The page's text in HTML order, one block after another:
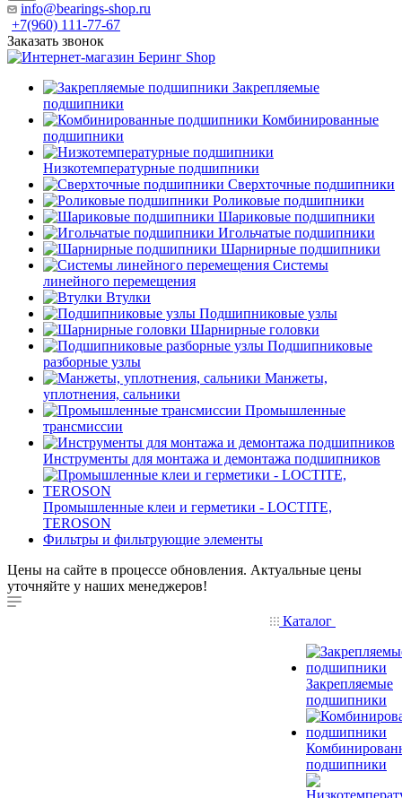
info@bearings-shop.ru
+7(960) 111-77-67
Заказать звонок
Закрепляемые
подшипники
Комбинированные
подшипники
Низкотемпературные подшипники
Сверхточные подшипники
Роликовые подшипники
Шариковые подшипники
Игольчатые подшипники
Шарнирные подшипники
Системы
линейного перемещения
Втулки
Подшипниковые узлы
Шарнирные головки
Подшипниковые
разборные узлы
Манжеты,
уплотнения, сальники
Промышленные
трансмиссии
Инструменты для монтажа и демонтажа подшипников
Промышленные клеи и герметики - LOCTITE,
TEROSON
Фильтры и фильтрующие элементы
Цены на сайте в процессе обновления. Актуальные цены
уточняйте у наших менеджеров!
Каталог
Закрепляемые
подшипники
подшипники